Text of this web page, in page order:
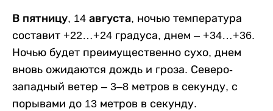
В пятницу, 14 августа, ночью температура
составит +22…+24 градуса, днем – +34…+36.
Ночью будет преимущественно сухо, днем
вновь ожидаются дождь и гроза. Северо-
западный ветер – 3–8 метров в секунду, с
порывами до 13 метров в секунду.